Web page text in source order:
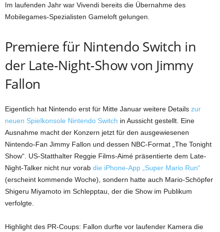
Im laufenden Jahr war Vivendi bereits die Übernahme des
Mobilegames-Spezialisten Gameloft gelungen.
Premiere für Nintendo Switch in
der Late-Night-Show von Jimmy
Fallon
Eigentlich hat Nintendo erst für Mitte Januar weitere Details zur
neuen Spielkonsole Nintendo Switch in Aussicht gestellt. Eine
Ausnahme macht der Konzern jetzt für den ausgewiesenen
Nintendo-Fan Jimmy Fallon und dessen NBC-Format „The Tonight
Show“. US-Statthalter Reggie Films-Aimé präsentierte dem Late-
Night-Talker nicht nur vorab die iPhone-App „Super Mario Run“
(erscheint kommende Woche), sondern hatte auch Mario-Schöpfer
Shigeru Miyamoto im Schlepptau, der die Show im Publikum
verfolgte.
Highlight des PR-Coups: Fallon durfte vor laufender Kamera die